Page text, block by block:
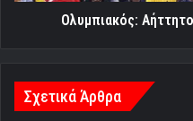
Ολυμπιακός:
Σχετικά Άρθρα